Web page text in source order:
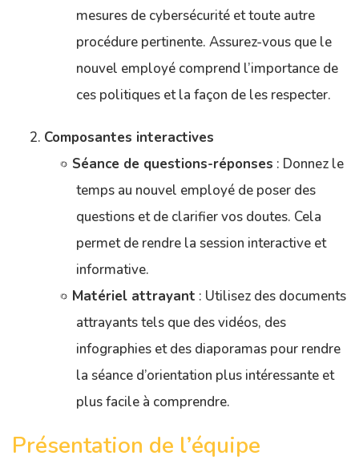
mesures de cybersécurité et toute autre
procédure pertinente. Assurez-vous que le
nouvel employé comprend l’importance de
ces politiques et la façon de les respecter.
Composantes interactives
Séance de questions-réponses : Donnez le
temps au nouvel employé de poser des
questions et de clarifier vos doutes. Cela
permet de rendre la session interactive et
informative.
Matériel attrayant : Utilisez des documents
attrayants tels que des vidéos, des
infographies et des diaporamas pour rendre
la séance d’orientation plus intéressante et
plus facile à comprendre.
Présentation de l’équipe